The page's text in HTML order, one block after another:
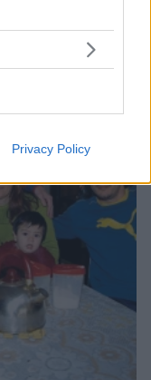
Privacy Policy